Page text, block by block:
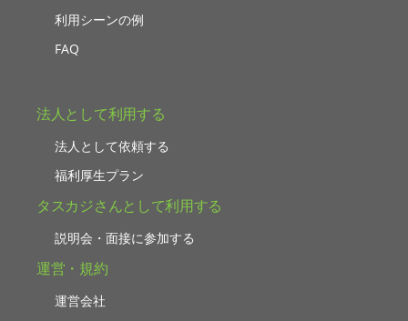
利用シーンの例
FAQ
法人として利用する
法人として依頼する
福利厚生プラン
タスカジさんとして利用する
説明会・面接に参加する
運営・規約
運営会社